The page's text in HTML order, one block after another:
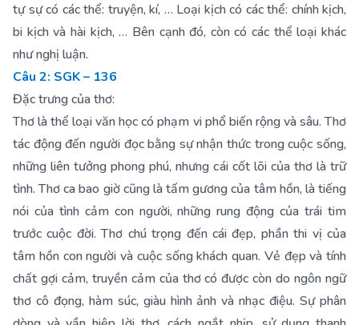
tự sự có các thể: truyện, kí, … Loại kịch có các thể: chính kịch,
bi kịch và hài kịch, … Bên cạnh đó, còn có các thể loại khác
như nghị luận.
Câu 2: SGK – 136
Đặc trưng của thơ:
Thơ là thể loại văn học có phạm vi phổ biến rộng và sâu. Thơ
tác động đến người đọc bằng sự nhận thức trong cuộc sống,
những liên tưởng phong phú, nhưng cái cốt lõi của thơ là trữ
tình. Thơ ca bao giờ cũng là tấm gương của tâm hồn, là tiếng
nói của tình cảm con người, những rung động của trái tim
trước cuộc đời. Thơ chú trọng đến cái đẹp, phần thi vị của
tâm hồn con người và cuộc sống khách quan. Vẻ đẹp và tính
chất gợi cảm, truyền cảm của thơ có được còn do ngôn ngữ
thơ cô đọng, hàm súc, giàu hình ảnh và nhạc điệu. Sự phân